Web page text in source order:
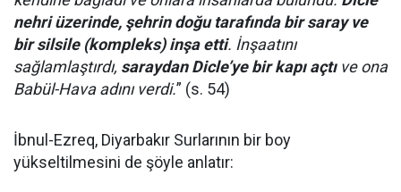
nehri üzerinde, şehrin doğu tarafında bir saray ve
bir silsile (kompleks) inşa etti. İnşaatını
sağlamlaştırdı, saraydan Dicle’ye bir kapı açtıve ona
Babül-Hava adını verdi.” (s. 54)
İbnul-Ezreq, Diyarbakır Surlarının bir boy
yükseltilmesini de şöyle anlatır: